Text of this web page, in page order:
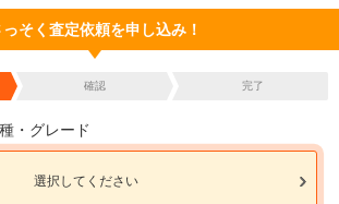
っそく査定依頼を申し込み！
確認 完了
・グレード
選択してください